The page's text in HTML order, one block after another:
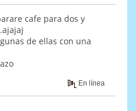
cafe para dos y
de ellas con una
En línea